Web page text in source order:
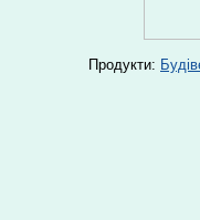
Продукти: